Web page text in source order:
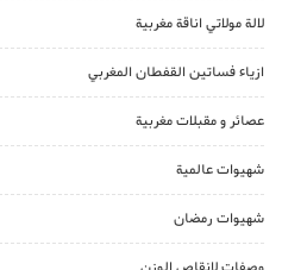
لالة مولاتي اناقة مغربية
ازياء فساتين القفطان المغربي
عصائر و مقبلات مغربية
شهيوات عالمية
شهيوات رمضان